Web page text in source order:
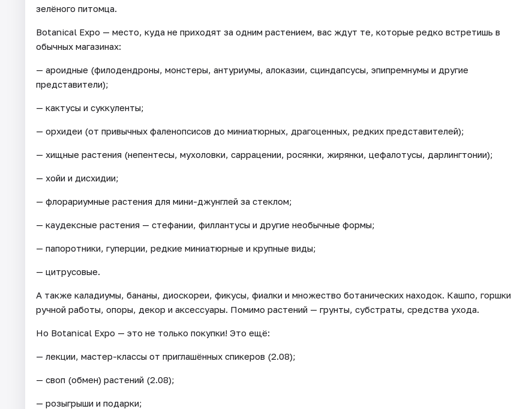
зелёного питомца.
Botanical Expo — место, куда не приходят за одним растением, вас ждут те, которые редко встретишь в
обычных магазинах:
— ароидные (филодендроны, монстеры, антуриумы, алоказии, сциндапсусы, эпипремнумы и другие
представители);
— кактусы и суккуленты;
— орхидеи (от привычных фаленопсисов до миниатюрных, драгоценных, редких представителей);
— хищные растения (непентесы, мухоловки, саррацении, росянки, жирянки, цефалотусы, дарлингтонии);
— хойи и дисхидии;
— флорариумные растения для мини-джунглей за стеклом;
— каудексные растения — стефании, филлантусы и другие необычные формы;
— папоротники, гуперции, редкие миниатюрные и крупные виды;
— цитрусовые.
А также каладиумы, бананы, диоскореи, фикусы, фиалки и множество ботанических находок. Кашпо, горшки
ручной работы, опоры, декор и аксессуары. Помимо растений — грунты, субстраты, средства ухода.
Но Botanical Expo — это не только покупки! Это ещё:
— лекции, мастер-классы от приглашённых спикеров (2.08);
— своп (обмен) растений (2.08);
— розыгрыши и подарки;